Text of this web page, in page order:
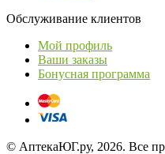
Обслуживание клиентов
Мой профиль
Ваши заказы
Бонусная программа
© АптекаЮГ.ру, 2026. Все